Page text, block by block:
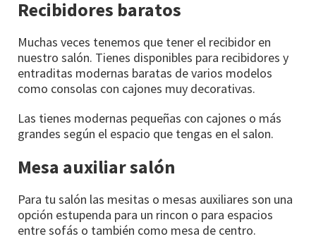
Recibidores baratos
Muchas veces tenemos que tener el recibidor en
nuestro salón. Tienes disponibles para recibidores y
entraditas modernas baratas de varios modelos
como consolas con cajones muy decorativas.
Las tienes modernas pequeñas con cajones o más
grandes según el espacio que tengas en el salon.
Mesa auxiliar salón
Para tu salón las mesitas o mesas auxiliares son una
opción estupenda para un rincon o para espacios
entre sofás o también como mesa de centro.